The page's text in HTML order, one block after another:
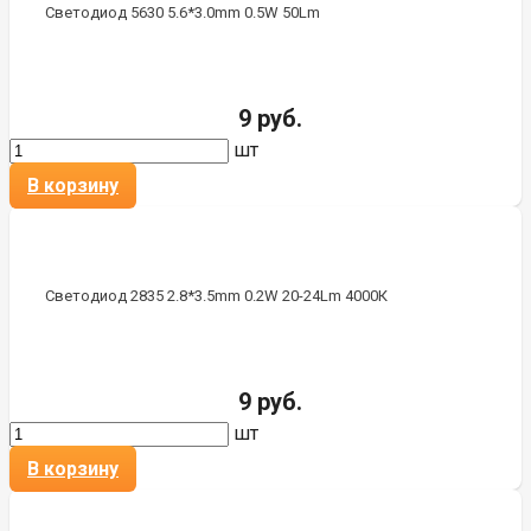
Светодиод 5630 5.6*3.0mm 0.5W 50Lm
9 руб.
шт
В корзину
Светодиод 2835 2.8*3.5mm 0.2W 20-24Lm 4000К
9 руб.
шт
В корзину